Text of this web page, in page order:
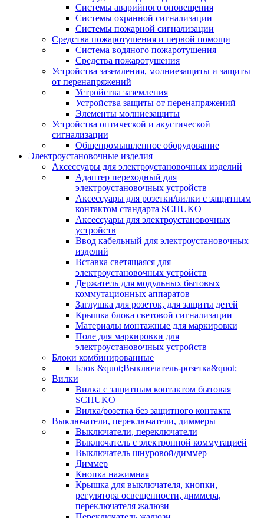
Системы аварийного оповещения
Системы охранной сигнализации
Системы пожарной сигнализации
Средства пожаротушения и первой помощи
Система водяного пожаротушения
Средства пожаротушения
Устройства заземления, молниезащиты и защиты
от перенапряжений
Устройства заземления
Устройства защиты от перенапряжений
Элементы молниезащиты
Устройства оптической и акустической
сигнализации
Общепромышленное оборудование
Электроустановочные изделия
Аксессуары для электроустановочных изделий
Адаптер переходный для
электроустановочных устройств
Аксессуары для розетки/вилки с защитным
контактом стандарта SCHUKO
Аксессуары для электроустановочных
устройств
Ввод кабельный для электроустановочных
изделий
Вставка светящаяся для
электроустановочных устройств
Держатель для модульных бытовых
коммутационных аппаратов
Заглушка для розеток, для защиты детей
Крышка блока световой сигнализации
Материалы монтажные для маркировки
Поле для маркировки для
электроустановочных устройств
Блоки комбинированные
Блок &quot;Выключатель-розетка&quot;
Вилки
Вилка с защитным контактом бытовая
SCHUKO
Вилка/розетка без защитного контакта
Выключатели, переключатели, диммеры
Выключатели, переключатели
Выключатель с электронной коммутацией
Выключатель шнуровой/диммер
Диммер
Кнопка нажимная
Крышка для выключателя, кнопки,
регулятора освещенности, диммера,
переключателя жалюзи